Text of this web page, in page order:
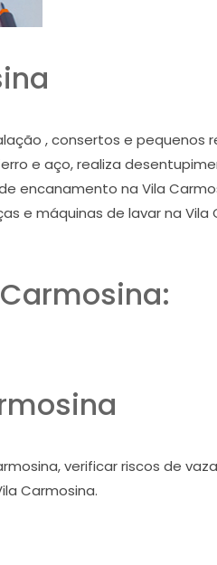
, consertos e pequenos
e aço, realiza
encanamento na Vila
e máquinas de lavar na Vila
verificar riscos de
Carmosina.